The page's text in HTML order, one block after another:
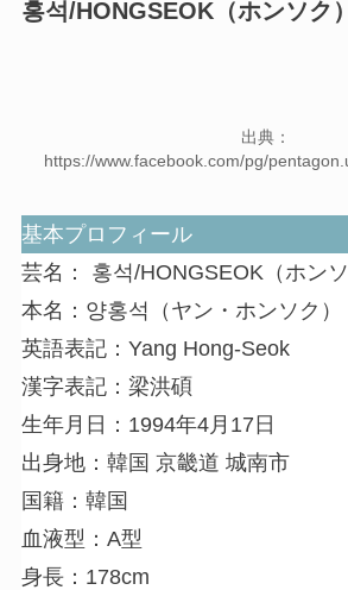
홍석/HONGSEOK（ホンソク）
出典：
https://www.facebook.com/pg/
基本プロフィール
芸名： 홍석/HONGSEOK（ホンソ
本名：양홍석（ヤン・ホンソク）
英語表記：Yang Hong-Seok
漢字表記：梁洪碩
生年月日：1994年4月17日
出身地：韓国 京畿道 城南市
国籍：韓国
血液型：A型
身長：178cm